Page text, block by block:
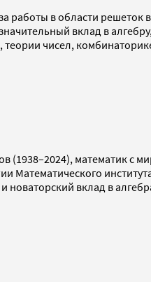
работы в области
вклад в
чисел,
(1938–2024), математик
Математического
новаторский вклад в